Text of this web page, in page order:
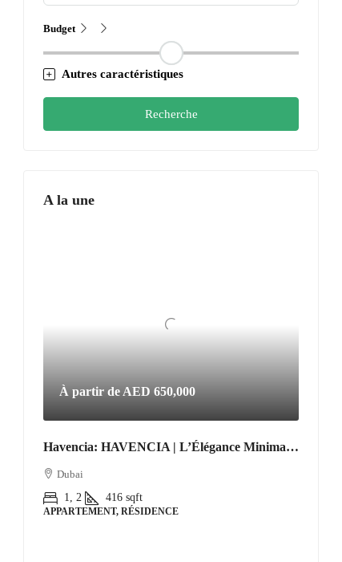
Budget
Autres caractéristiques
Recherche
A la une
À partir de AED 650,000
Havencia: HAVENCIA | L’Élégance Minimaliste au Cœur du Nouveau Dubaï
Dubai
1, 2
416 sqft
APPARTEMENT, RÉSIDENCE